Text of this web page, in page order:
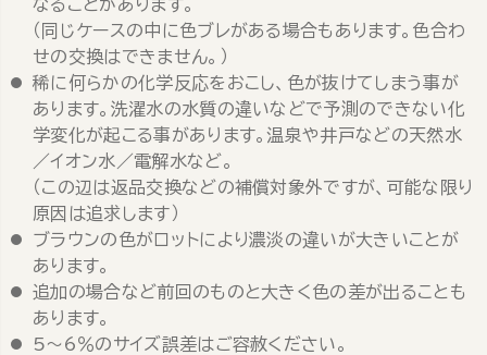
なることがあります。
（同じケースの中に色ブレがある場合もあります。色合わ
せの交換はできません。）
稀に何らかの化学反応をおこし、色が抜けてしまう事が
あります。洗濯水の水質の違いなどで予測のできない化
学変化が起こる事があります。温泉や井戸などの天然水
／イオン水／電解水など。
（この辺は返品交換などの補償対象外ですが、可能な限り
原因は追求します）
ブラウンの色がロットにより濃淡の違いが大きいことが
あります。
追加の場合など前回のものと大きく色の差が出ることも
あります。
5～6％のサイズ誤差はご容赦ください。